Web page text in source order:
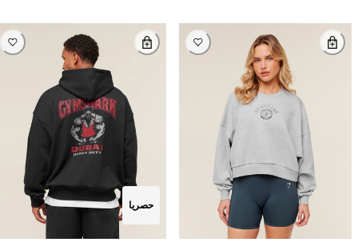
حصريا